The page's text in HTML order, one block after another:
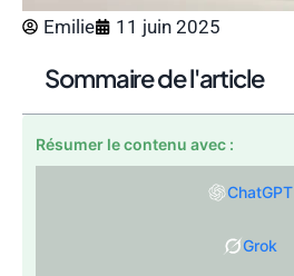
Emilie 11 juin 2025
Sommaire de l'article
Résumer le contenu avec :
ChatGPT
Grok